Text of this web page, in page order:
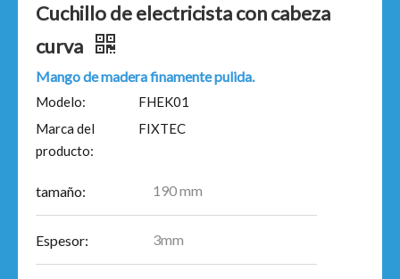
Cuchillo de electricista con cabeza
curva
Mango de madera finamente pulida.
Modelo:
FHEK01
Marca del
producto:
FIXTEC
tamaño: 190 mm
Espesor: 3mm